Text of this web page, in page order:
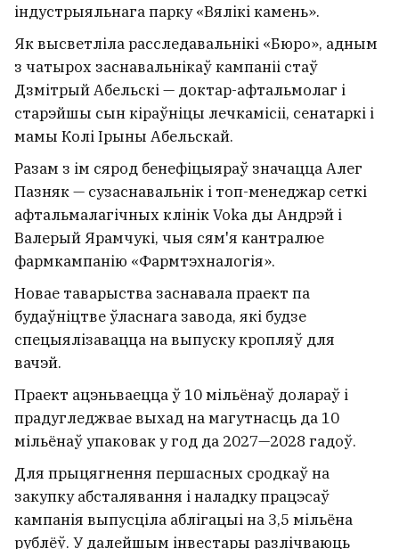
індустрыяльнага парку «Вялікі камень».
Як высветліла расследавальнікі «Бюро», адным
з чатырох заснавальнікаў кампаніі стаў
Дзмітрый Абельскі — доктар-афтальмолаг і
старэйшы сын кіраўніцы лечкамісіі, сенатаркі і
мамы Колі Ірыны Абельскай.
Разам з ім сярод бенефіцыяраў значацца Алег
Пазняк — сузаснавальнік і топ-менеджар сеткі
афтальмалагічных клінік Voka ды Андрэй і
Валерый Ярамчукі, чыя сям'я кантралюе
фармкампанію «Фармтэхналогія».
Новае таварыства заснавала праект па
будаўніцтве ўласнага завода, які будзе
спецыялізавацца на выпуску кропляў для
вачэй.
Праект ацэньваецца ў 10 мільёнаў долараў і
прадугледжвае выхад на магутнасць да 10
мільёнаў упаковак у год да 2027—2028 гадоў.
Для прыцягнення першасных сродкаў на
закупку абсталявання і наладку працэсаў
кампанія выпусціла аблігацыі на 3,5 мільёна
рублёў. У далейшым інвестары разлічваюць